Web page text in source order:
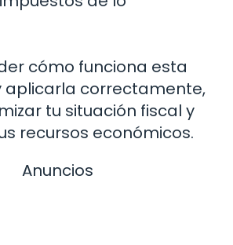
cómo funciona esta
aplicarla correctamente,
tu situación fiscal y
recursos económicos.
Anuncios